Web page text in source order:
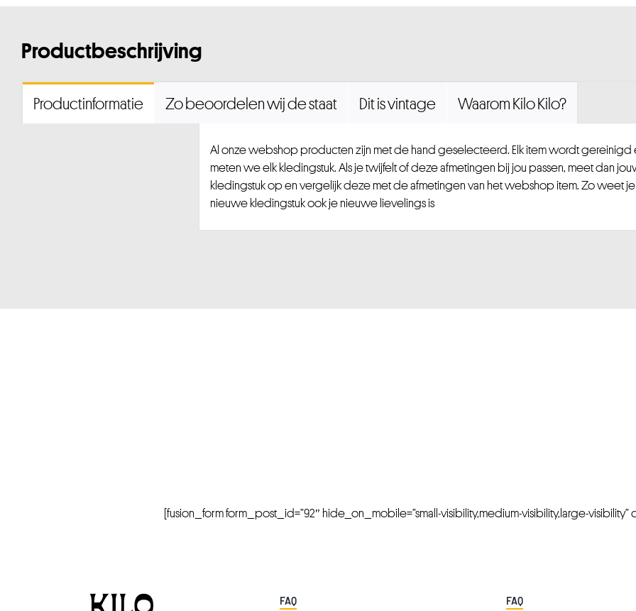
Productbeschrijving
Productinformatie Zo beoordelen wij de staat Dit is vintage Waarom Kilo Kilo?
Al onze webshop producten zijn met de hand geselecteerd. Elk item wordt gereinigd
meten we elk kledingstuk. Als je twijfelt of deze afmetingen bij jou passen, meet dan
kledingstuk op en vergelijk deze met de afmetingen van het webshop item. Zo weet
nieuwe kledingstuk ook je nieuwe lievelings is
[fusion_form form_post_id=”92″ hide_on_mobile=”small-visibility,medium-visibility,large-visibility”
FAQ FAQ